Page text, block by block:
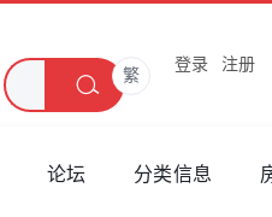
繁
登录 注册
论坛 分类信息